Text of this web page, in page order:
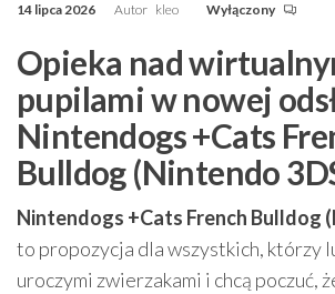
14 lipca 2026 Autor kleo Wyłączony
Opieka nad
pupilami w nowej
Nintendogs +Cats
Bulldog (Nintendo
Nintendogs +Cats French Bulldog
to propozycja dla wszystkich, którzy
uroczymi zwierzakami i chcą poczuć,